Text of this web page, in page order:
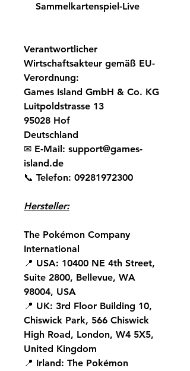
Sammelkartenspiel-Live
Verantwortlicher
Wirtschaftsakteur gemäß EU-
Verordnung:
Games Island GmbH & Co. KG
Luitpoldstrasse 13
95028 Hof
Deutschland
✉ E-Mail: support@games-
island.de
📞 Telefon: 09281972300
Hersteller:
The Pokémon Company
International
📍 USA: 10400 NE 4th Street,
Suite 2800, Bellevue, WA
98004, USA
📍 UK: 3rd Floor Building 10,
Chiswick Park, 566 Chiswick
High Road, London, W4 5X5,
United Kingdom
📍 Irland: The Pokémon